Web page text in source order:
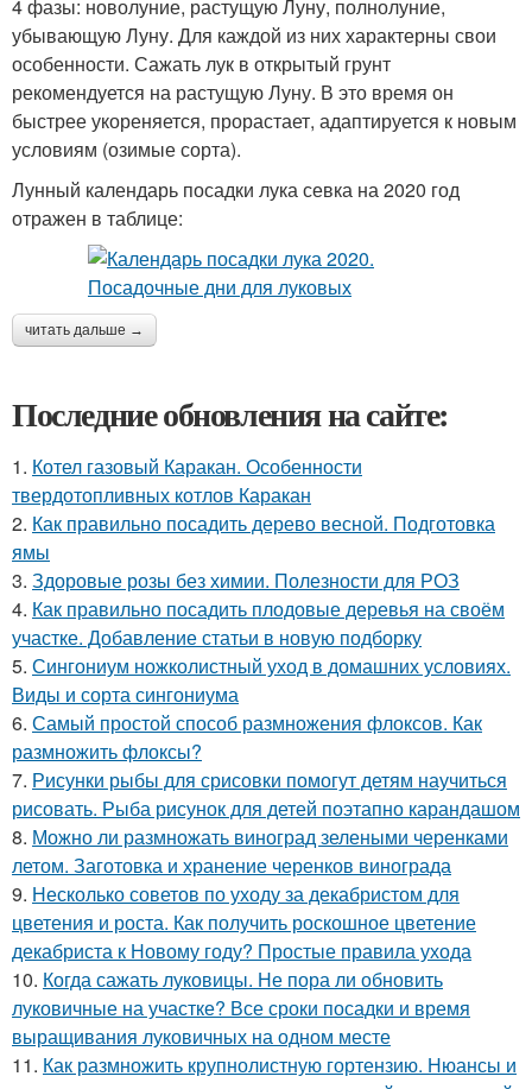
4 фазы: новолуние, растущую Луну, полнолуние,
убывающую Луну. Для каждой из них характерны свои
особенности. Сажать лук в открытый грунт
рекомендуется на растущую Луну. В это время он
быстрее укореняется, прорастает, адаптируется к новым
условиям (озимые сорта).
Лунный календарь посадки лука севка на 2020 год
отражен в таблице:
читать дальше →
Последние обновления на сайте:
1. Котел газовый Каракан. Особенности
твердотопливных котлов Каракан
2. Как правильно посадить дерево весной. Подготовка
ямы
3. Здоровые розы без химии. Полезности для РОЗ
4. Как правильно посадить плодовые деревья на своём
участке. Добавление статьи в новую подборку
5. Сингониум ножколистный уход в домашних условиях.
Виды и сорта сингониума
6. Самый простой способ размножения флоксов. Как
размножить флоксы?
7. Рисунки рыбы для срисовки помогут детям научиться
рисовать. Рыба рисунок для детей поэтапно карандашом
8. Можно ли размножать виноград зелеными черенками
летом. Заготовка и хранение черенков винограда
9. Несколько советов по уходу за декабристом для
цветения и роста. Как получить роскошное цветение
декабриста к Новому году? Простые правила ухода
10. Когда сажать луковицы. Не пора ли обновить
луковичные на участке? Все сроки посадки и время
выращивания луковичных на одном месте
11. Как размножить крупнолистную гортензию. Нюансы и